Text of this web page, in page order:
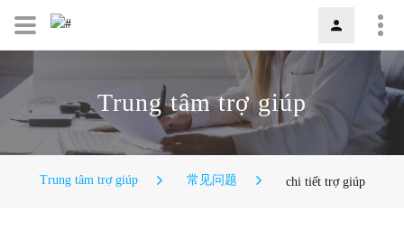
Trung tâm trợ giúp
Trung tâm trợ giúp 常见问题 chi tiết trợ giúp